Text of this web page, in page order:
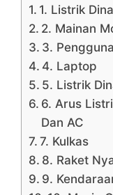
1. Listrik
2. Mainan
3.
4. Laptop
5. Listrik
6. Arus
Dan AC
7. Kulkas
8. Raket
9.